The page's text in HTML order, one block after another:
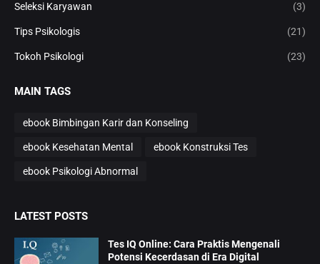
Seleksi Karyawan (3)
Tips Psikologis (21)
Tokoh Psikologi (23)
MAIN TAGS
ebook Bimbingan Karir dan Konseling
ebook Kesehatan Mental ebook Konstruksi Tes
ebook Psikologi Abnormal
LATEST POSTS
Tes IQ Online: Cara Praktis Mengenali
Potensi Kecerdasan di Era Digital